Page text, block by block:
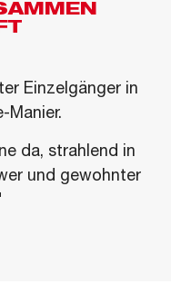
Einzelgänger in
Manier.
da, strahlend in
und gewohnter